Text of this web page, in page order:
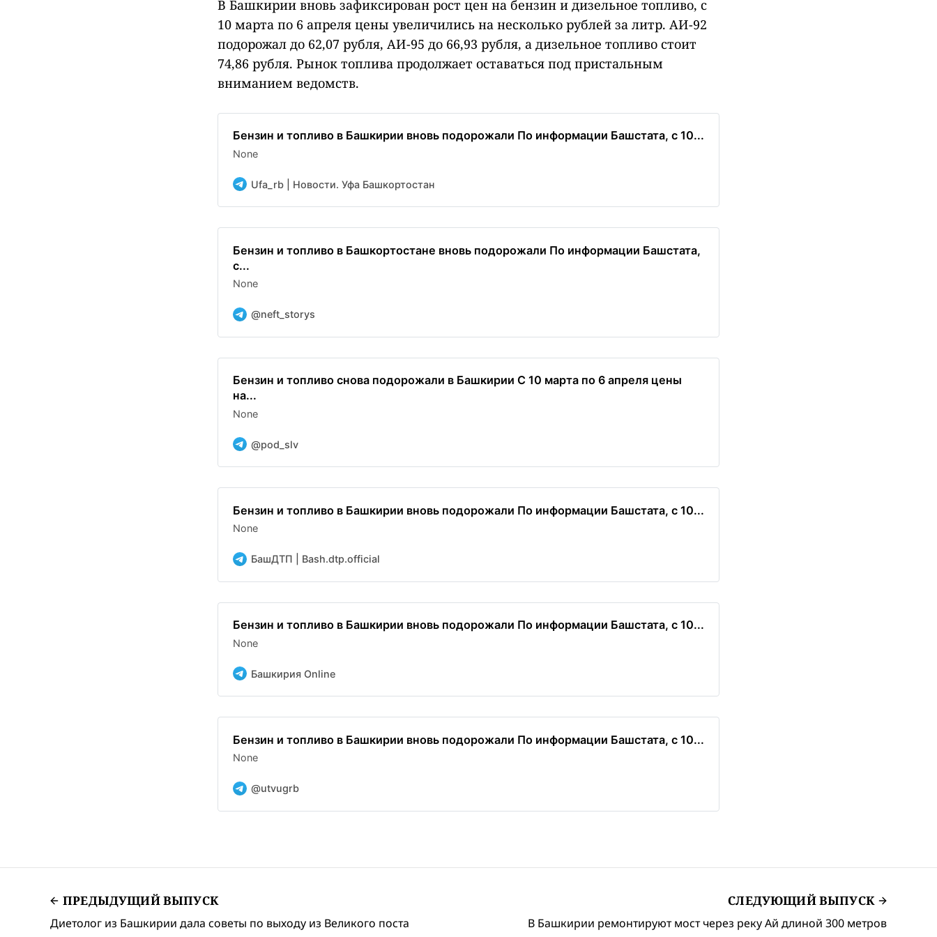
В Башкирии вновь зафиксирован рост цен на бензин и дизельное топливо, с
10 марта по 6 апреля цены увеличились на несколько рублей за литр. АИ-92
подорожал до 62,07 рубля, АИ-95 до 66,93 рубля, а дизельное топливо стоит
74,86 рубля. Рынок топлива продолжает оставаться под пристальным
вниманием ведомств.
Бензин и топливо в Башкирии вновь подорожали По информации Башстата, с 10...
None
Ufa_rb | Новости. Уфа Башкортостан
Бензин и топливо в Башкортостане вновь подорожали По информации Башстата,
с...
None
@neft_storys
Бензин и топливо снова подорожали в Башкирии С 10 марта по 6 апреля цены
на...
None
@pod_slv
Бензин и топливо в Башкирии вновь подорожали По информации Башстата, с 10...
None
БашДТП | Bash.dtp.official
Бензин и топливо в Башкирии вновь подорожали По информации Башстата, с 10...
None
Башкирия Online
Бензин и топливо в Башкирии вновь подорожали По информации Башстата, с 10...
None
@utvugrb
ПРЕДЫДУЩИЙ ВЫПУСК
Диетолог из Башкирии дала советы по выходу из Великого поста
СЛЕДУЮЩИЙ ВЫПУСК
В Башкирии ремонтируют мост через реку Ай длиной 300 метров